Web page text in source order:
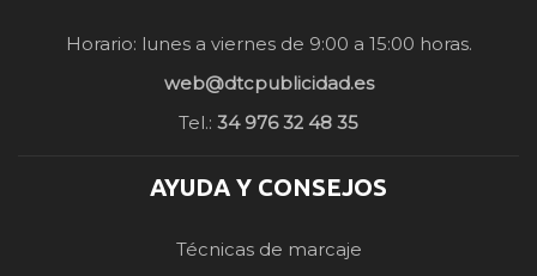
Horario: lunes a viernes de 9:00 a 15:00 horas.
web@dtcpublicidad.es
Tel.: 34 976 32 48 35
AYUDA Y CONSEJOS
Técnicas de marcaje